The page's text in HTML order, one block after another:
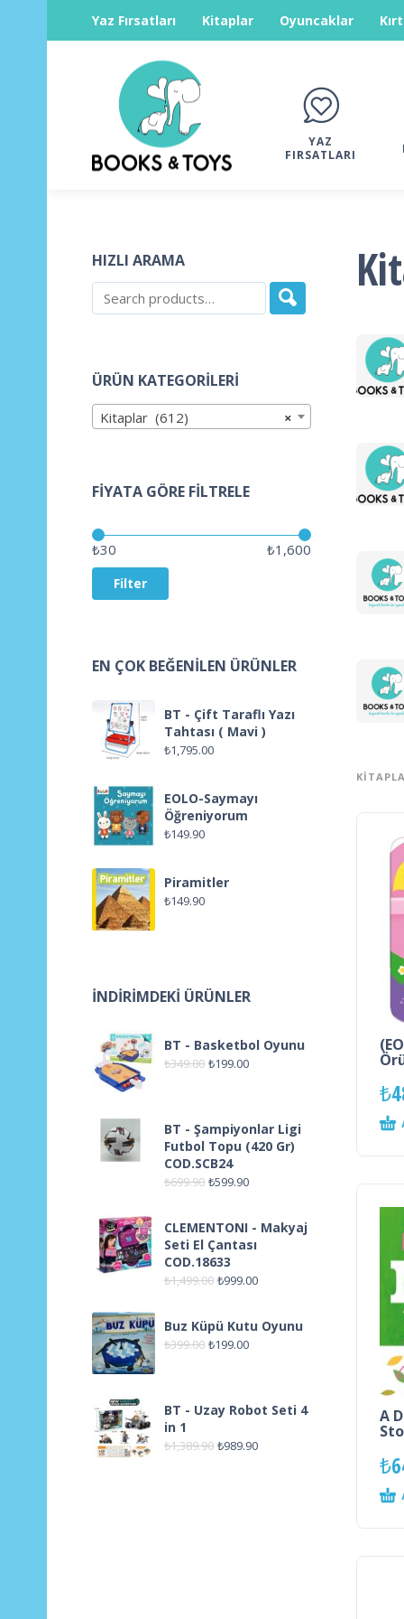
Yaz Fırsatları Kitaplar Oyuncaklar
YAZ
FIRSATLARI
HIZLI ARAMA
ÜRÜN KATEGORILERI
×
Kitaplar (612)
FIYATA GÖRE FILTRELE
Filter
₺30 ₺1,600
EN ÇOK BEĞENILEN ÜRÜNLER
BT - Çift Taraflı Yazı
Tahtası ( Mavi )
₺1,795.00
EOLO-Saymayı
Öğreniyorum
₺149.90
Piramitler
₺149.90
İNDIRIMDEKI ÜRÜNLER
BT - Basketbol Oyunu
₺349.00 ₺199.00
BT - Şampiyonlar Ligi
Futbol Topu (420 Gr)
COD.SCB24
₺699.90 ₺599.90
CLEMENTONI - Makyaj
Seti El Çantası
COD.18633
₺1,499.00 ₺999.00
Buz Küpü Kutu Oyunu
₺399.00 ₺199.00
BT - Uzay Robot Seti 4
in 1
₺1,389.90 ₺989.90
₺
A
₺